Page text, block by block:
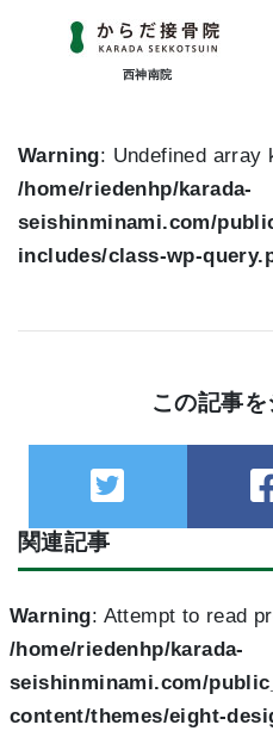
西神南院
Warning: Undefined array
/home/riedenhp/karada-
seishinminami.com/
includes/class-wp-
この記事
関連記事
Warning: Attempt to read
/home/riedenhp/karada-
seishinminami.com/
content/themes/eight-